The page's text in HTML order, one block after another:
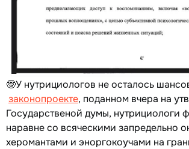
🤓У нутрициологов не осталось
законопроекте, поданном вчера на
Государственой думы, нутрициологи
наравне со всяческими запредельно
херомантами и эноргокоучами на